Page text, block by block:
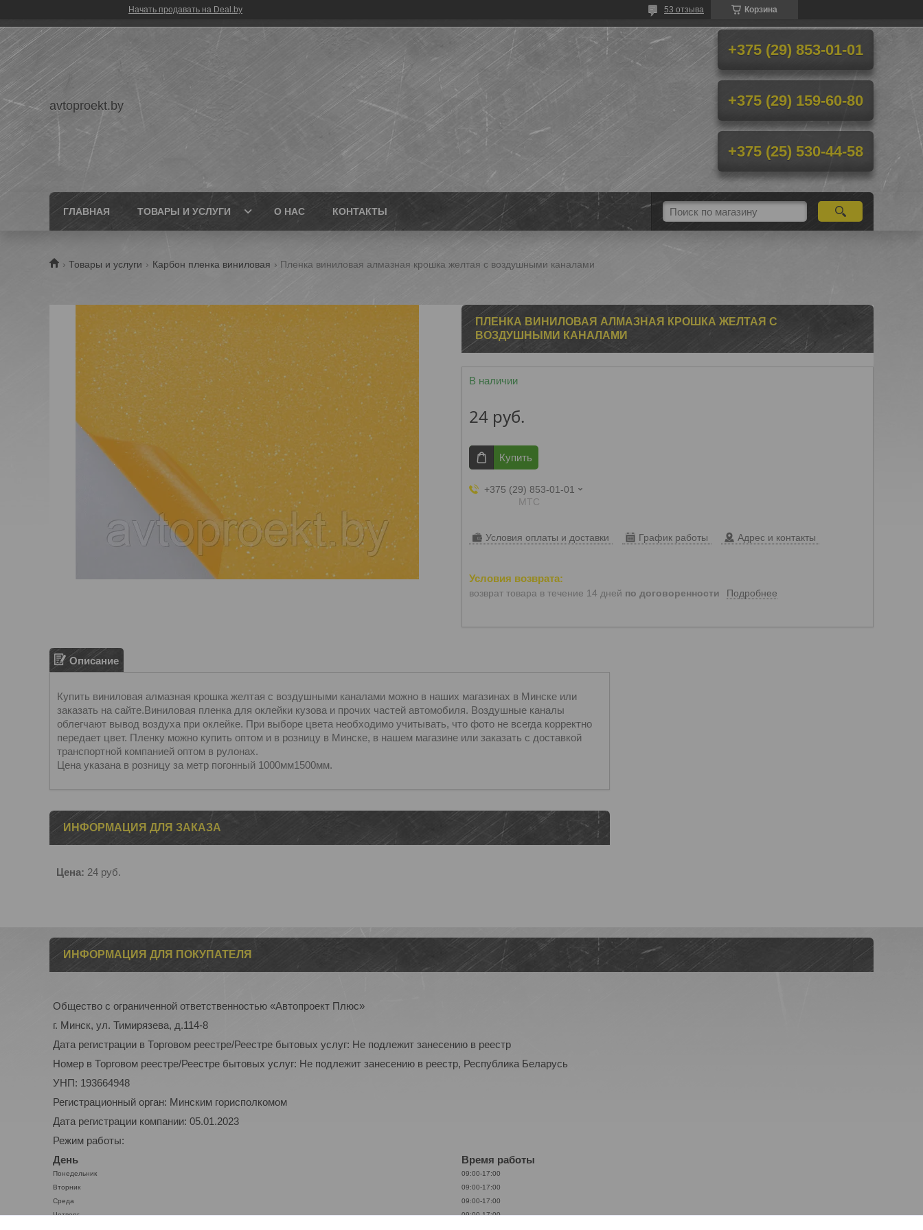
Начать продавать на Deal.by Корзина
53 отзыва
avtoproekt.by
+375 (29) 853-01-01
+375 (29) 159-60-80
+375 (25) 530-44-58
ГЛАВНАЯ ТОВАРЫ И УСЛУГИ О НАС КОНТАКТЫ
Товары и услуги Карбон пленка виниловая Пленка виниловая алмазная крошка желтая с воздушными каналами
ПЛЕНКА ВИНИЛОВАЯ АЛМАЗНАЯ КРОШКА ЖЕЛТАЯ С
ВОЗДУШНЫМИ КАНАЛАМИ
В наличии
24 руб.
Купить
+375 (29) 853-01-01
МТС
Условия оплаты и доставки График работы Адрес и контакты
возврат товара в течение 14 дней по договоренности Подробнее
Описание
Купить виниловая алмазная крошка желтая с воздушными каналами можно в наших магазинах в Минске или
заказать на сайте.Виниловая пленка для оклейки кузова и прочих частей автомобиля. Воздушные каналы
облегчают вывод воздуха при оклейке. При выборе цвета необходимо учитывать, что фото не всегда корректно
передает цвет. Пленку можно купить оптом и в розницу в Минске, в нашем магазине или заказать с доставкой
транспортной компанией оптом в рулонах.
Цена указана в розницу за метр погонный 1000мм1500мм.
ИНФОРМАЦИЯ ДЛЯ ЗАКАЗА
Цена: 24 руб.
ИНФОРМАЦИЯ ДЛЯ ПОКУПАТЕЛЯ
Общество с ограниченной ответственностью «Автопроект Плюс»
г. Минск, ул. Тимирязева, д.114-8
Дата регистрации в Торговом реестре/Реестре бытовых услуг: Не подлежит занесению в реестр
Номер в Торговом реестре/Реестре бытовых услуг: Не подлежит занесению в реестр, Республика Беларусь
УНП: 193664948
Регистрационный орган: Минским горисполкомом
Дата регистрации компании: 05.01.2023
Режим работы:
День
Время работы
Понедельник
09:00-17:00
Вторник
09:00-17:00
Среда
09:00-17:00
Четверг
09:00-17:00